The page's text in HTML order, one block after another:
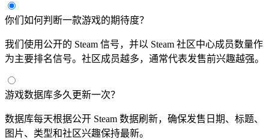
你们如何判断一款游戏的期待度？
我们使用公开的 Steam 信号，并以 Steam 社区中心成员数量作
为主要排名信号。社区成员越多，通常代表发售前兴趣越强。
游戏数据库多久更新一次？
数据库每天根据公开 Steam 数据刷新，确保发售日期、标题、
图片、类型和社区兴趣保持最新。